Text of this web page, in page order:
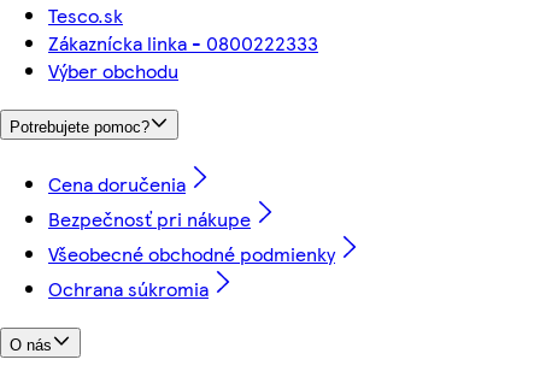
Tesco.sk
Zákaznícka linka - 0800222333
Výber obchodu
Potrebujete pomoc?
Cena doručenia
Bezpečnosť pri nákupe
Všeobecné obchodné podmienky
Ochrana súkromia
O nás